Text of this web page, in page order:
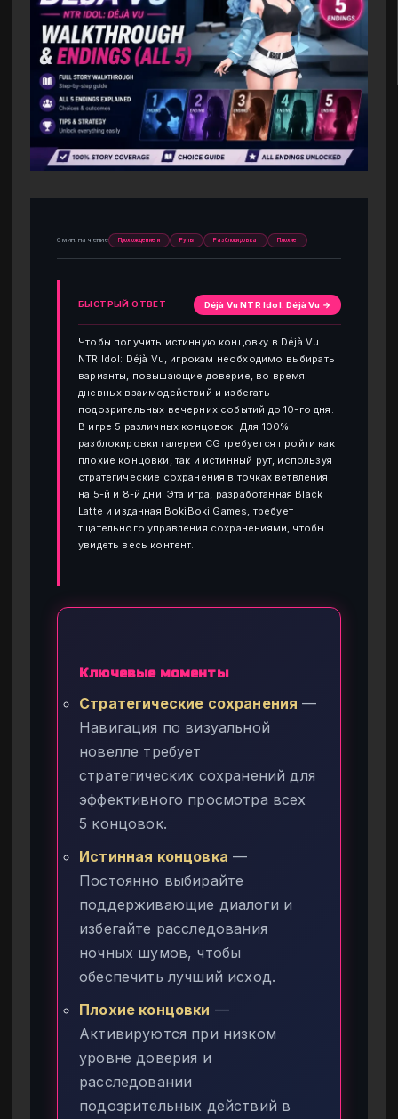
6 мин. на чтение Прохождение и Руты Разблокировка Плохие
БЫСТРЫЙ ОТВЕТ Déjà Vu NTR Idol: Déjà Vu →
Чтобы получить истинную концовку в Déjà Vu
NTR Idol: Déjà Vu, игрокам необходимо выбирать
варианты, повышающие доверие, во время
дневных взаимодействий и избегать
подозрительных вечерних событий до 10-го дня.
В игре 5 различных концовок. Для 100%
разблокировки галереи CG требуется пройти как
плохие концовки, так и истинный рут, используя
стратегические сохранения в точках ветвления
на 5-й и 8-й дни. Эта игра, разработанная Black
Latte и изданная BokiBoki Games, требует
тщательного управления сохранениями, чтобы
увидеть весь контент.
Ключевые моменты
Стратегические сохранения —
Навигация по визуальной
новелле требует
стратегических сохранений для
эффективного просмотра всех
5 концовок.
Истинная концовка —
Постоянно выбирайте
поддерживающие диалоги и
избегайте расследования
ночных шумов, чтобы
обеспечить лучший исход.
Плохие концовки —
Активируются при низком
уровне доверия и
расследовании
подозрительных действий в